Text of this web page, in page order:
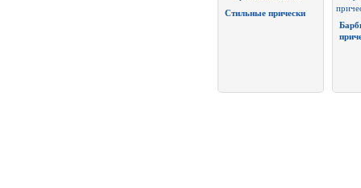
Стильные прически